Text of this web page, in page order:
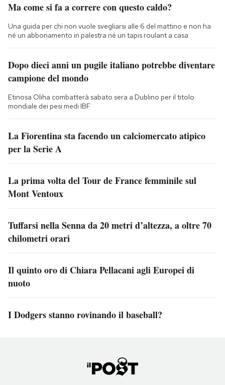
Ma come si fa a correre con questo caldo?
Una guida per chi non vuole svegliarsi alle 6 del mattino e non ha
né un abbonamento in palestra né un tapis roulant a casa
Dopo dieci anni un pugile italiano potrebbe diventare
campione del mondo
Etinosa Oliha combatterà sabato sera a Dublino per il titolo
mondiale dei pesi medi IBF
La Fiorentina sta facendo un calciomercato atipico
per la Serie A
La prima volta del Tour de France femminile sul
Mont Ventoux
Tuffarsi nella Senna da 20 metri d’altezza, a oltre 70
chilometri orari
Il quinto oro di Chiara Pellacani agli Europei di
nuoto
I Dodgers stanno rovinando il baseball?